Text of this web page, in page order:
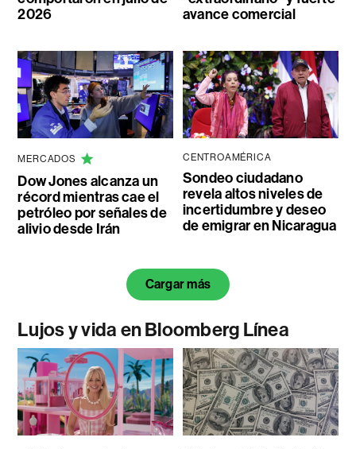
2026
avance comercial
MERCADOS
Dow Jones alcanza un
récord mientras cae el
petróleo por señales de
alivio desde Irán
CENTROAMÉRICA
Sondeo ciudadano
revela altos niveles de
incertidumbre y deseo
de emigrar en Nicaragua
Cargar más
Lujos y vida en Bloomberg Línea